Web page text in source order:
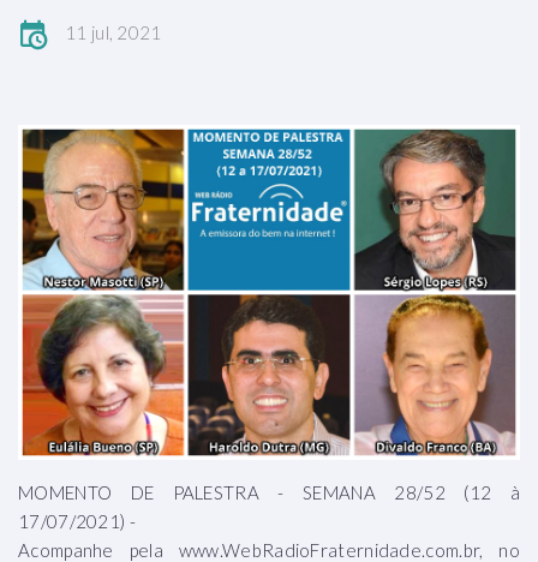
11 jul, 2021
MOMENTO DE PALESTRA - SEMANA 28/52 (12 à
17/07/2021) -
Acompanhe pela www.WebRadioFraternidade.com.br, no